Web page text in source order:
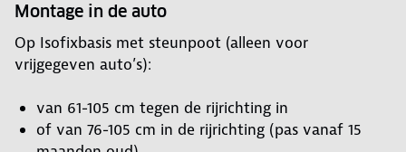
Montage in de auto
Op Isofixbasis met steunpoot (alleen voor
vrijgegeven auto’s):
van 61-105 cm tegen de rijrichting in
of van 76-105 cm in de rijrichting (pas vanaf 15